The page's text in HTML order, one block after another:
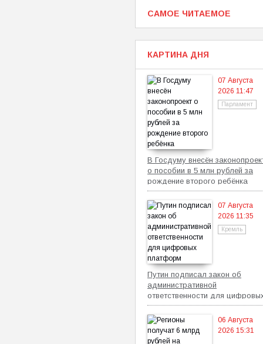
САМОЕ ЧИТАЕМОЕ
КАРТИНА ДНЯ
07 Августа
2026 11:47
Парламент
В Госдуму внесён
о пособии в 5 млн рублей за
рождение второго ребёнка
07 Августа
2026 11:35
Кремль
Путин подписал закон об
административной
ответственности для
платформ
06 Августа
2026 15:31